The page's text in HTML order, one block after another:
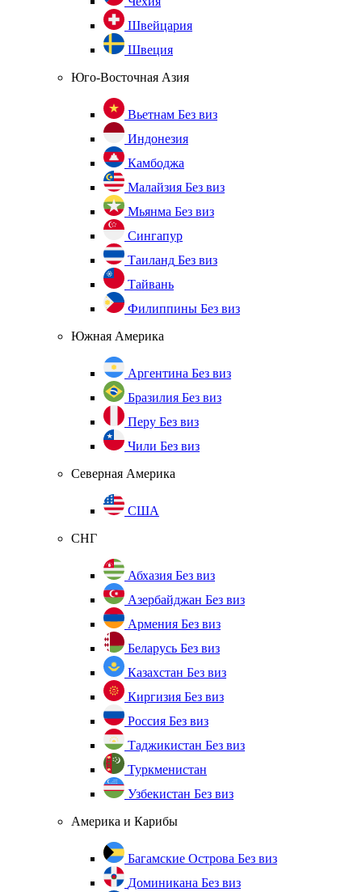
Швейцария
Швеция
Юго-Восточная Азия
Вьетнам Без виз
Индонезия
Камбоджа
Малайзия Без виз
Мьянма Без виз
Сингапур
Таиланд Без виз
Тайвань
Филиппины Без виз
Южная Америка
Аргентина Без виз
Бразилия Без виз
Перу Без виз
Чили Без виз
Северная Америка
США
СНГ
Абхазия Без виз
Азербайджан Без виз
Армения Без виз
Беларусь Без виз
Казахстан Без виз
Киргизия Без виз
Россия Без виз
Таджикистан Без виз
Туркменистан
Узбекистан Без виз
Америка и Карибы
Багамские Острова Без виз
Доминикана Без виз